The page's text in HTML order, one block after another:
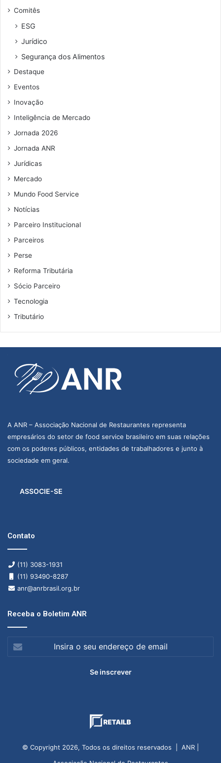
Comitês
ESG
Jurídico
Segurança dos Alimentos
Destaque
Eventos
Inovação
Inteligência de Mercado
Jornada 2026
Jornada ANR
Jurídicas
Mercado
Mundo Food Service
Notícias
Parceiro Institucional
Parceiros
Perse
Reforma Tributária
Sócio Parceiro
Tecnologia
Tributário
A ANR – Associação Nacional de Restaurantes representa
empresários do setor de food service brasileiro em suas relações
com os poderes públicos, entidades de trabalhadores e junto à
sociedade em geral.
ASSOCIE-SE
Contato
(11) 3083-1931
(11) 93490-8287
anr@anrbrasil.org.br
Receba o Boletim ANR
© Copyright 2026, Todos os direitos reservados | ANR |